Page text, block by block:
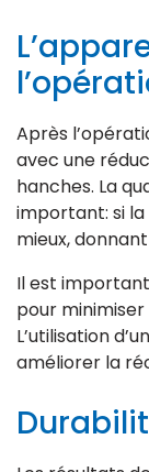
Après
avec une
hanches. La
important: si
mieux,
Il est
pour
L’utilisation
améliorer la